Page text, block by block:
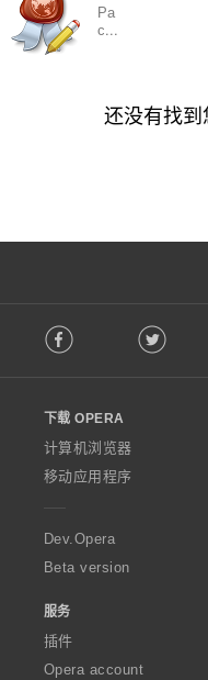
Ра
с...
还没有找
o
w
O
p
e
a
Facebook Twitter
下载 OPERA
计算机浏览器
移动应用程序
Dev.Opera
Beta version
服务
插件
Opera account